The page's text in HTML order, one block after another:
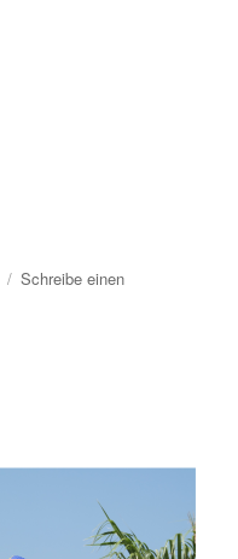
Schreibe einen